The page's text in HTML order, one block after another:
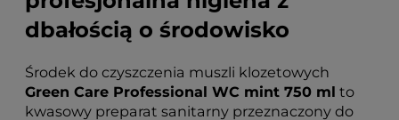
dbałością o środowisko
Środek do czyszczenia muszli klozetowych
Green Care Professional WC mint 750 ml to
kwasowy preparat sanitarny przeznaczony do